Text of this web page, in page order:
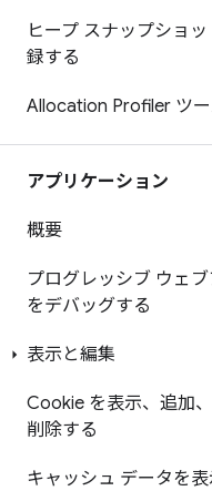
ヒープ スナップショ
録する
Allocation Profiler ツ
アプリケーション
概要
プログレッシブ ウェブ
をデバッグする
表示と編集
Cookie を表示、追加、
削除する
キャッシュ データを表